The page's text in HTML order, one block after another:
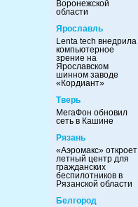
Воронежской
области
Ярославль
Lenta tech внедрила
компьютерное
зрение на
Ярославском
шинном заводе
«Кордиант»
Тверь
МегаФон обновил
сеть в Кашине
Рязань
«Аэромакс» откроет
летный центр для
гражданских
беспилотников в
Рязанской области
Белгород